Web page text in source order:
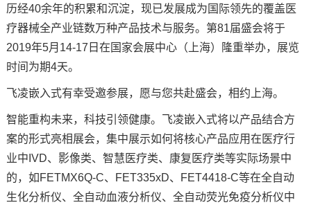
方案定制
天猫商城
淘宝商城
新闻中心
技术论坛
态 讯
历经40余年的积累和沉淀，现已发展成为国际领先的覆盖医
疗器械全产业链数万种产品技术与服务。 第81届盛会将于
2019年5月14-17日在国家会展中心（上海）
隆重举办，展览
时间为期4天。
飞凌嵌入式有幸受邀参展，愿与您共赴盛会，相约上海。
智能重构未来，科技引领健康。 飞凌嵌入式将以产品结合方
案的形式亮相展会，集中展示如何将核心产品应用在医疗行
业中IVD、影像类、智慧医疗类、康复医疗类等实际场景中
的，如 FETMX6Q-C、FET335xD、 FET4418-C等在全自动
生化分析仪、全自动血液分析仪、全自动荧光免疫分析仪中